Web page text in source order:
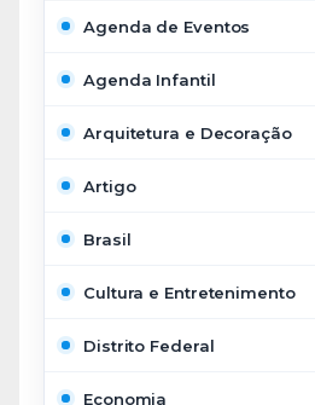
Agenda de Eventos
Agenda Infantil
Arquitetura e Decoração
Artigo
Brasil
Cultura e Entretenimento
Distrito Federal
Economia